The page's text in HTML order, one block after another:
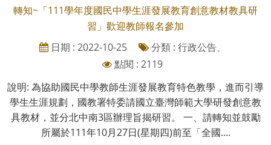
轉知~「111學年度國民中學生涯發展教育創意教材教具研
習」歡迎教師報名參加
日期 : 2022-10-25
分類 : 行政公告、
點閱 : 2119
說明: 為協助國民中學教師生涯發展教育特色教學，進而引導
學生生涯規劃，國教署特委請國立臺灣師範大學研發創意教
具教材，並分北中南3區辦理旨揭研習。 一、請轉知並鼓勵
所屬於111年10月27日(星期四)前至「全國....